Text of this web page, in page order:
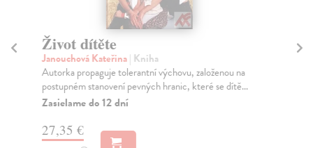
Život dítěte
Janouchová Kateřina| Kniha
Autorka propaguje tolerantní výchovu, založenou na
postupném stanovení pevných hranic, které se dítě...
Zasielame do 12 dní
27,35 €